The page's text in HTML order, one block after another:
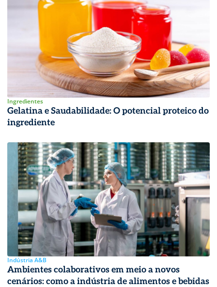
Ingredientes
Gelatina e Saudabilidade: O potencial proteico do
ingrediente
Indústria A&B
Ambientes colaborativos em meio a novos
cenários: como a indústria de alimentos e bebidas